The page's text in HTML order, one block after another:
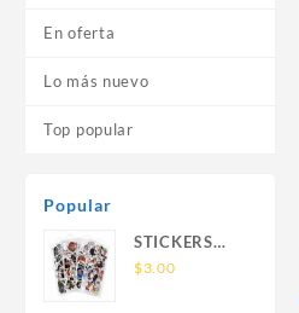
En oferta
Lo más nuevo
Top popular
Popular
STICKERS
UNIVERSALES
$3.00